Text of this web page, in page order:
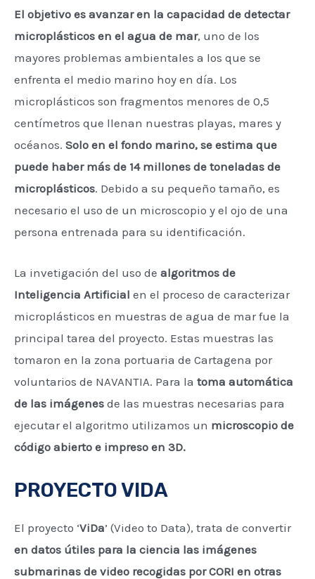
El objetivo es avanzar en la capacidad de detectar
microplásticos en el agua de mar, uno de los
mayores problemas ambientales a los que se
enfrenta el medio marino hoy en día. Los
microplásticos son fragmentos menores de 0,5
centímetros que llenan nuestras playas, mares y
océanos. Solo en el fondo marino, se estima que
puede haber más de 14 millones de toneladas de
microplásticos. Debido a su pequeño tamaño, es
necesario el uso de un microscopio y el ojo de una
persona entrenada para su identificación.
La invetigación del uso de algoritmos de
Inteligencia Artificial en el proceso de caracterizar
microplásticos en muestras de agua de mar fue la
principal tarea del proyecto. Estas muestras las
tomaron en la zona portuaria de Cartagena por
voluntarios de NAVANTIA. Para la toma automática
de las imágenes de las muestras necesarias para
ejecutar el algoritmo utilizamos un microscopio de
código abierto e impreso en 3D.
PROYECTO VIDA
El proyecto ‘ViDa’ (Video to Data), trata de convertir
en datos útiles para la ciencia las imágenes
submarinas de video recogidas por CORI en otras